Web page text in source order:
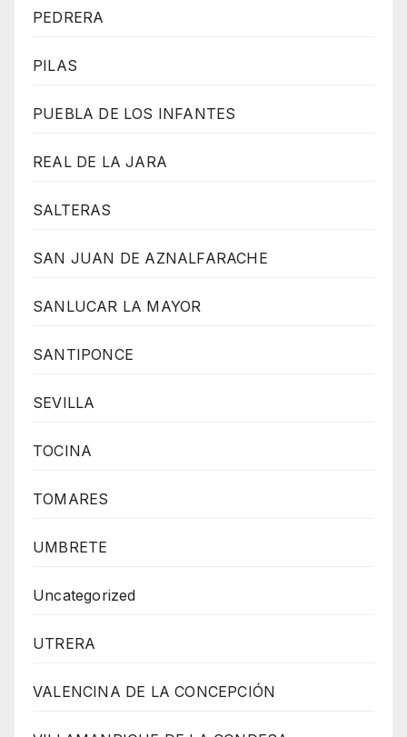
PEDRERA
PILAS
PUEBLA DE LOS INFANTES
REAL DE LA JARA
SALTERAS
SAN JUAN DE AZNALFARACHE
SANLUCAR LA MAYOR
SANTIPONCE
SEVILLA
TOCINA
TOMARES
UMBRETE
Uncategorized
UTRERA
VALENCINA DE LA CONCEPCIÓN